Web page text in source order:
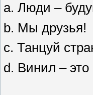
a. Люди –
b. Мы друзья!
c. Танцуй
d. Винил – это